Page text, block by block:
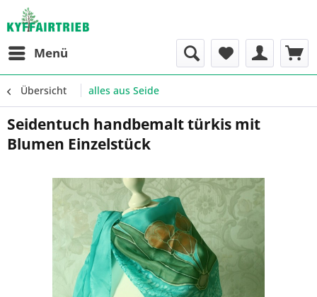
Menü
Übersicht alles aus Seide
Seidentuch handbemalt türkis mit
Blumen Einzelstück